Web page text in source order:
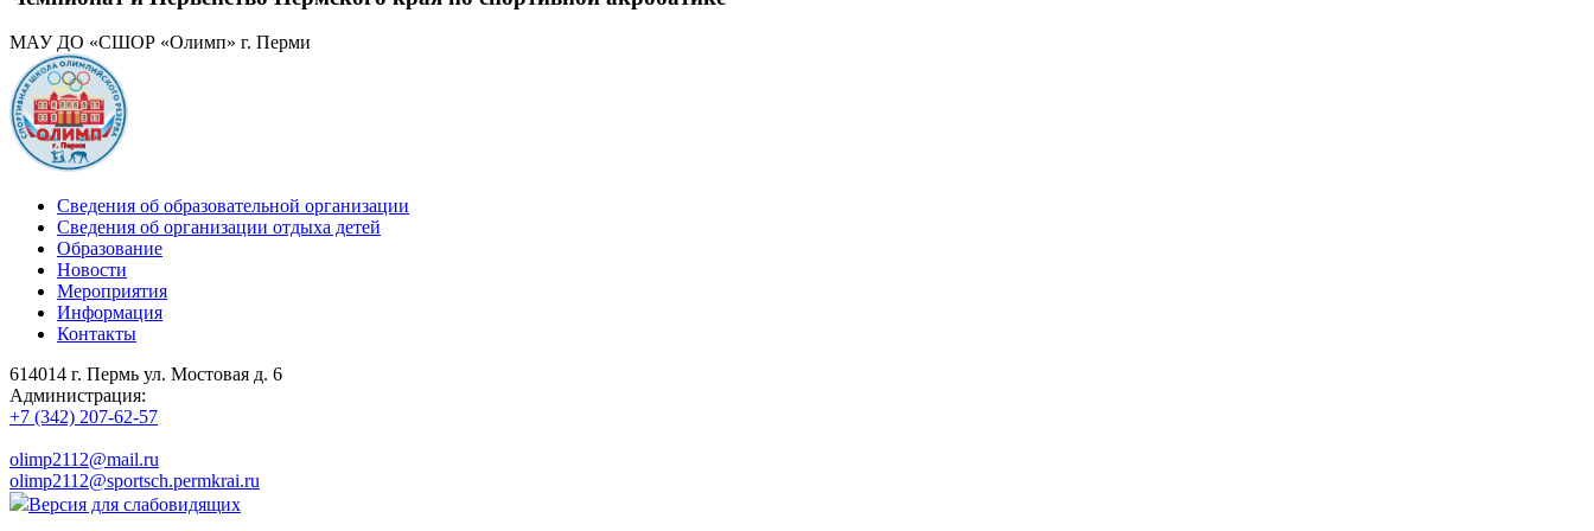
МАУ ДО «СШОР «Олимп» г. Перми
Сведения об образовательной организации
Сведения об организации отдыха детей
Образование
Новости
Мероприятия
Информация
Контакты
614014 г. Пермь ул. Мостовая д. 6
Администрация:
+7 (342) 207-62-57
olimp2112@mail.ru
olimp2112@sportsch.permkrai.ru
Версия для слабовидящих